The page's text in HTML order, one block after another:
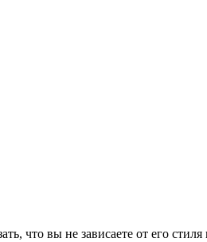
что вы не зависаете от его